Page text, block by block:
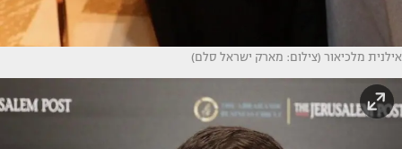
אילנית מלכיאור (צילום: מארק ישראל סלם)